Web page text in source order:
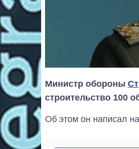
Министр обороны
строительство 100
Об этом он написал